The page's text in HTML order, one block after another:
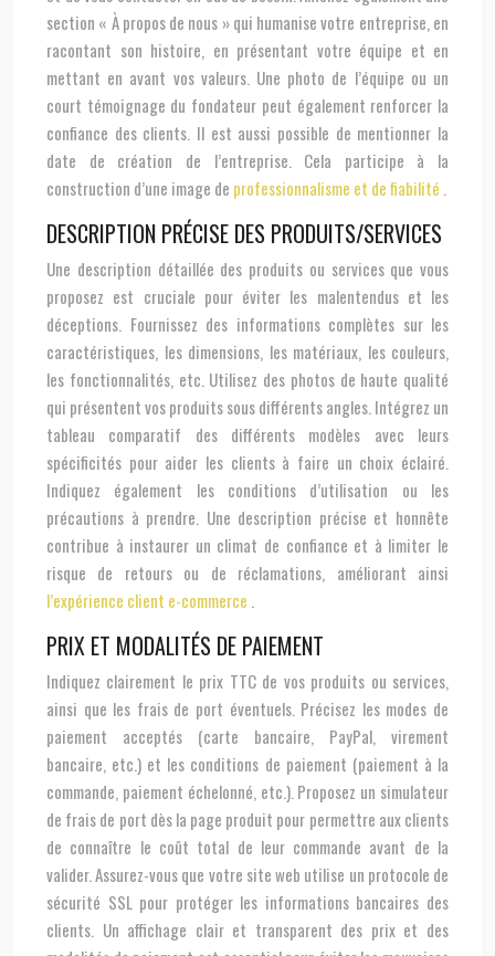
section « À propos de nous » qui humanise votre entreprise, en
racontant son histoire, en présentant votre équipe et en
mettant en avant vos valeurs. Une photo de l’équipe ou un
court témoignage du fondateur peut également renforcer la
confiance des clients. Il est aussi possible de mentionner la
date de création de l’entreprise. Cela participe à la
construction d’une image de professionnalisme et de fiabilité
DESCRIPTION PRÉCISE DES PRODUITS/SERVICES
Une description détaillée des produits ou services que vous
proposez est cruciale pour éviter les malentendus et les
déceptions. Fournissez des informations complètes sur les
caractéristiques, les dimensions, les matériaux, les couleurs,
les fonctionnalités, etc. Utilisez des photos de haute qualité
qui présentent vos produits sous différents angles. Intégrez un
tableau comparatif des différents modèles avec leurs
spécificités pour aider les clients à faire un choix éclairé.
Indiquez également les conditions d’utilisation ou les
précautions à prendre. Une description précise et honnête
contribue à instaurer un climat de confiance et à limiter le
risque de retours ou de réclamations, améliorant ainsi
l’expérience client e-commerce
PRIX ET MODALITÉS DE PAIEMENT
Indiquez clairement le prix TTC de vos produits ou services,
ainsi que les frais de port éventuels. Précisez les modes de
paiement acceptés (carte bancaire, PayPal, virement
bancaire, etc.) et les conditions de paiement (paiement à la
commande, paiement échelonné, etc.). Proposez un simulateur
de frais de port dès la page produit pour permettre aux clients
de connaître le coût total de leur commande avant de la
valider. Assurez-vous que votre site web utilise un protocole de
sécurité SSL pour protéger les informations bancaires des
clients. Un affichage clair et transparent des prix et des